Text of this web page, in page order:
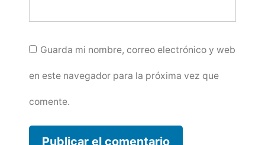
Guarda mi nombre, correo electrónico y web
en este navegador para la próxima vez que
comente.